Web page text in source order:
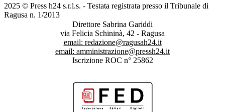
2025 © Press h24 s.r.l.s. - Testata registrata presso il Tribunale di
Ragusa n. 1/2013
Direttore Sabrina Gariddi
via Felicia Schininà, 42 - Ragusa
email: redazione@ragusah24.it
email: amministrazione@pressh24.it
Iscrizione ROC n° 25862